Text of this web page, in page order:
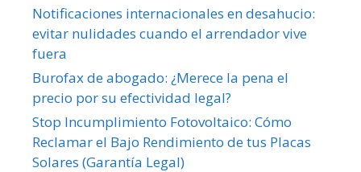
Notificaciones internacionales en desahucio:
evitar nulidades cuando el arrendador vive
fuera
Burofax de abogado: ¿Merece la pena el
precio por su efectividad legal?
Stop Incumplimiento Fotovoltaico: Cómo
Reclamar el Bajo Rendimiento de tus Placas
Solares (Garantía Legal)